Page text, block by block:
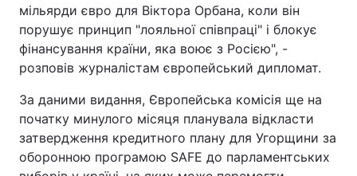
мільярди євро для Віктора Орбана, коли він
порушує принцип "лояльної співпраці" і блокує
фінансування країни, яка воює з Росією", -
розповів журналістам європейський дипломат.
За даними видання, Європейська комісія ще на
початку минулого місяця планувала відкласти
затвердження кредитного плану для Угорщини за
оборонною програмою SAFE до парламентських